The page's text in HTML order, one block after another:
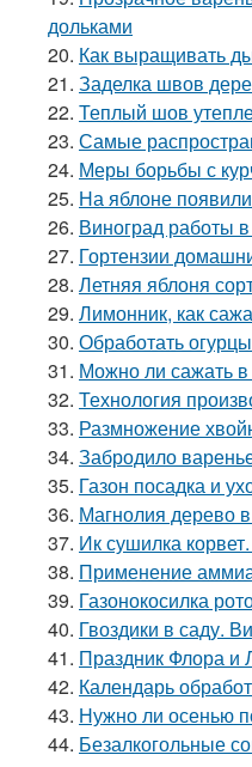
дольками
20. Как выращивать
21. Заделка швов
22. Теплый шов
23. Самые
24. Меры борьбы с
25. На яблоне
26. Виноград работы
27. Гортензии
28. Летняя яблоня
29. Лимонник, как
30. Обработать
31. Можно ли сажать в
32. Технология
33. Размножение
34. Забродило
35. Газон посадка и
36. Магнолия дерево
37. Ик сушилка
38. Применение
39. Газонокосилка
40. Гвоздики в саду.
41. Праздник Флора и
42. Календарь
43. Нужно ли осенью
44. Безалкогольные